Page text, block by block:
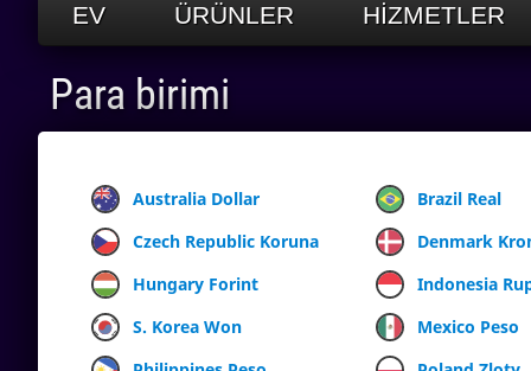
EV ÜRÜNLER HIZMETLER
Para birimi
Australia Dollar Brazil Real
Czech Republic Koruna
Denmark
Hungary Forint
Indonesia
S. Korea Won
Mexico Peso